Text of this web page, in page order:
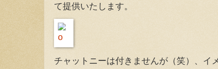
て提供いたします。
チャットニーは付きませんが（笑）、イ